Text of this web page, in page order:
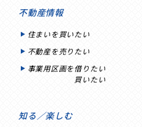
不動産情報
住まいを買いたい
不動産を売りたい
事業用区画を借りたい
買いたい
知る／楽しむ